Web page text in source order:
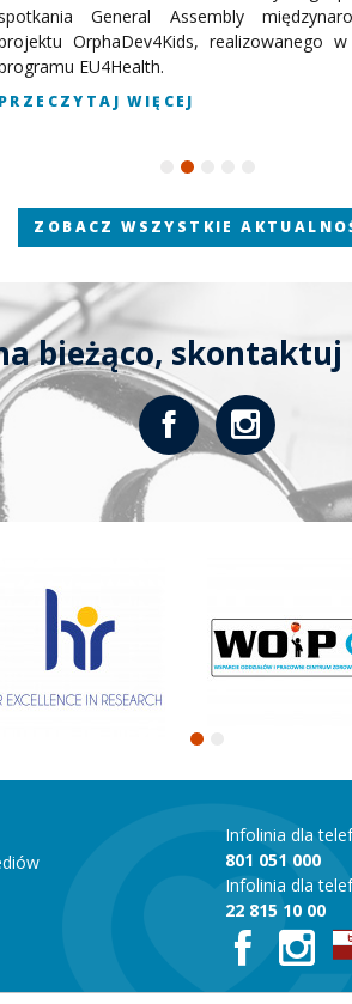
spotkania General Assembly
OrphaDev4Kids, realizowanego
EU4Health.
PRZECZYTAJ WIĘCEJ
ZOBACZ WSZYSTKIE
bieżąco, skontaktuj
Infolinia dla
801 051 000
Infolinia dla
22 815 10 00